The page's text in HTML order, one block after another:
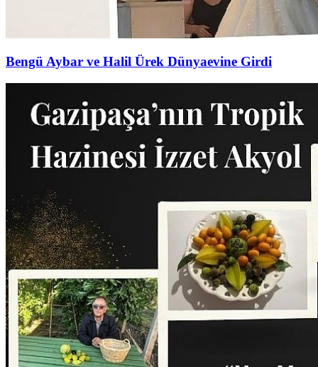
Bengü Aybar ve Halil Ürek Dünyaevine Girdi